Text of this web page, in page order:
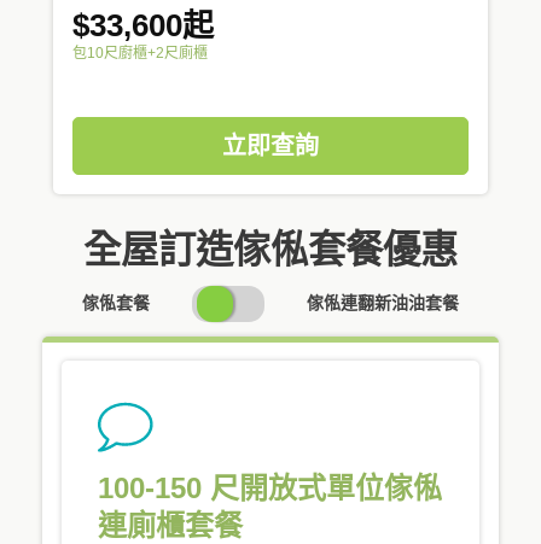
$33,600起
包10尺廚櫃+2尺廁櫃
立即查詢
全屋訂造傢俬套餐優惠
傢俬套餐
SWITCH
PRICING
傢俬連翻新油油套餐
100-150 尺開放式單位傢俬
連廁櫃套餐